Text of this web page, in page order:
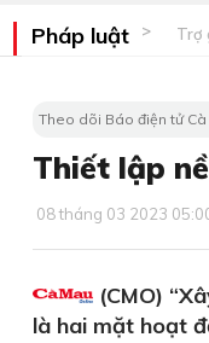
Pháp luật Trợ
Theo dõi Báo điện tử
Thiết lập
08 tháng 03 2023
(CMO)
là hai mặt hoạt